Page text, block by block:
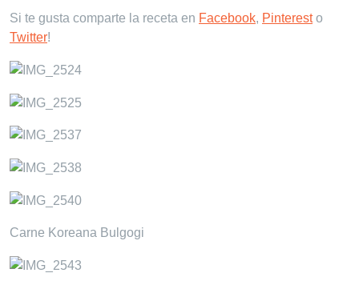
Si te gusta comparte la receta en Facebook, Pinteresto
Twitter!
Carne Koreana Bulgogi